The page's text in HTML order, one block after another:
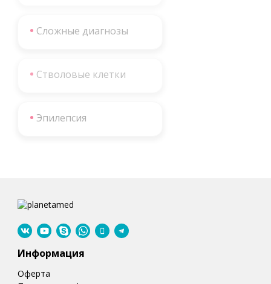
Сложные диагнозы
Стволовые клетки
Эпилепсия
Информация
Оферта